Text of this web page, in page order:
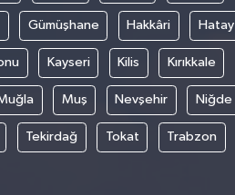
Gümüşhane Hakkâri Hatay
Kayseri Kilis Kırıkkale
Muş Nevşehir Niğde
Tekirdağ Tokat Trabzon